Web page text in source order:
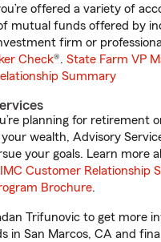
offered a variety of
mutual funds offered by
firm or
Check®. State Farm VP
Summary
planning for retirement
wealth, Advisory
your goals. Learn more
Customer Relationship
Brochure.
Trifunovic to get more
in San Marcos, CA and